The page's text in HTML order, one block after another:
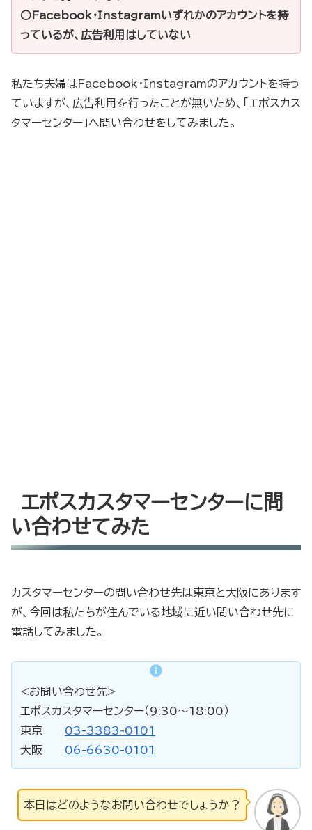
○Facebook・Instagramいずれかのアカウントを持
っているが、広告利用はしていない
私たち夫婦はFacebook・Instagramのアカウントを持っ
ていますが、広告利用を行ったことが無いため、「エポスカス
タマーセンター」へ問い合わせをしてみました。
エポスカスタマーセンターに問
い合わせてみた
カスタマーセンターの問い合わせ先は東京と大阪にあります
が、今回は私たちが住んでいる地域に近い問い合わせ先に
電話してみました。
<お問い合わせ先>
エポスカスタマーセンター（9:30～18:00）
東京 03-3383-0101
大阪 06-6630-0101
本日はどのようなお問い合わせでしょうか？